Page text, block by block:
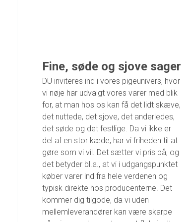
Fine, søde og sjove sager
DU inviteres ind i vores pigeunivers, hvor
vi nøje har udvalgt vores varer med blik
for, at man hos os kan få det lidt skæve,
det nuttede, det sjove, det anderledes,
det søde og det festlige. Da vi ikke er
del af en stor kæde, har vi friheden til at
gøre som vi vil. Det sætter vi pris på, og
det betyder bl.a., at vi i udgangspunktet
køber varer ind fra hele verdenen og
typisk direkte hos producenterne. Det
kommer dig tilgode, da vi uden
mellemleverandører kan være skarpe